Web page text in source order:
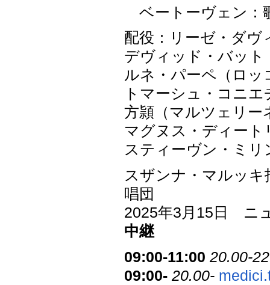
ベートーヴェン：
配役：リーゼ・ダヴ
デヴィッド・バッ
ルネ・パーペ（ロッ
トマーシュ・コニ
方頴（マルツェリー
マグヌス・ディート
スティーヴン・ミ
スザンナ・マルッ
唱団
2025年3月15日 ニ
中継
09:00-11:00 20.00-
09:00- 20.00-